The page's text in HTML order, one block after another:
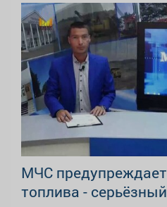
МЧС
топлива -